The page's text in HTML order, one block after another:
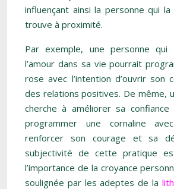
influençant ainsi la personne qui
trouve à proximité.
Par exemple, une personne qui
l’amour dans sa vie pourrait
rose avec l’intention d’ouvrir son
des relations positives. De même,
cherche à améliorer sa
programmer une cornaline
renforcer son courage et sa
subjectivité de cette pratique
l’importance de la croyance
soulignée par les adeptes de la